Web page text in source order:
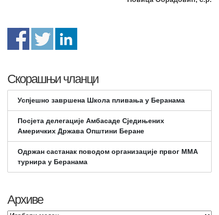
Скорашњи чланци
Успјешно завршена Школа пливања у Беранама
Посјета делегације Амбасаде Сједињених
Америчких Држава Општини Беране
Одржан састанак поводом организације првог ММА
турнира у Беранама
Архиве